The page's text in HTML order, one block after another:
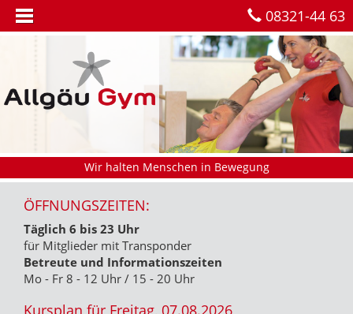
08321-44 63
Wir halten Menschen in Bewegung
ÖFFNUNGSZEITEN:
Täglich 6 bis 23 Uhr
für Mitglieder mit Transponder
Betreute und Informationszeiten
Mo - Fr 8 - 12 Uhr / 15 - 20 Uhr